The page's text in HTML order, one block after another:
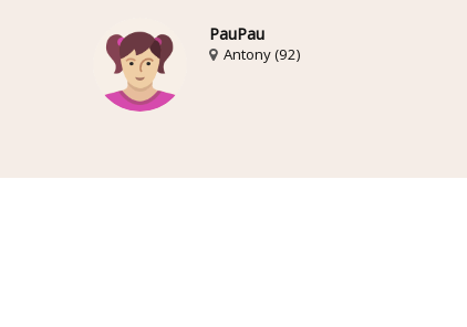
PauPau
Antony (92)